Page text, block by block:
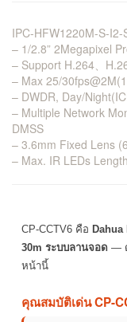
IPC-HFW1220M-S-
– 1/2.8” 2Megapixel
– Support H.264、
– Max 25/
– DWDR, Day/
– Multiple Network
DMSS
– 3.6mm Fixed Lens
– Max. IR LEDs
CP-CCTV6 คือ Dahua
30m ระบบลานจอด —
หน้านี้
คุณสมบัติเด่น CP-